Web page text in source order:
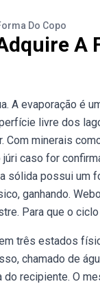
Do Copo
A
A evaporação é
livre dos
minerais
caso for
sólida possui um
ganhando.
Para que o
três estados
chamado de
recipiente. O